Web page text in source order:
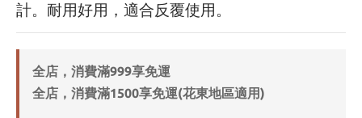
計。耐用好用，適合反覆使用。
全店，消費滿999享免運
全店，消費滿1500享免運(花東地區適用)